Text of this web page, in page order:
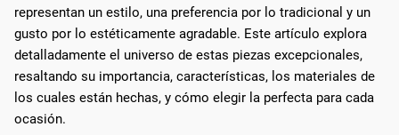
representan un estilo, una preferencia por lo tradicional y un
gusto por lo estéticamente agradable. Este artículo explora
detalladamente el universo de estas piezas excepcionales,
resaltando su importancia, características, los materiales de
los cuales están hechas, y cómo elegir la perfecta para cada
ocasión.